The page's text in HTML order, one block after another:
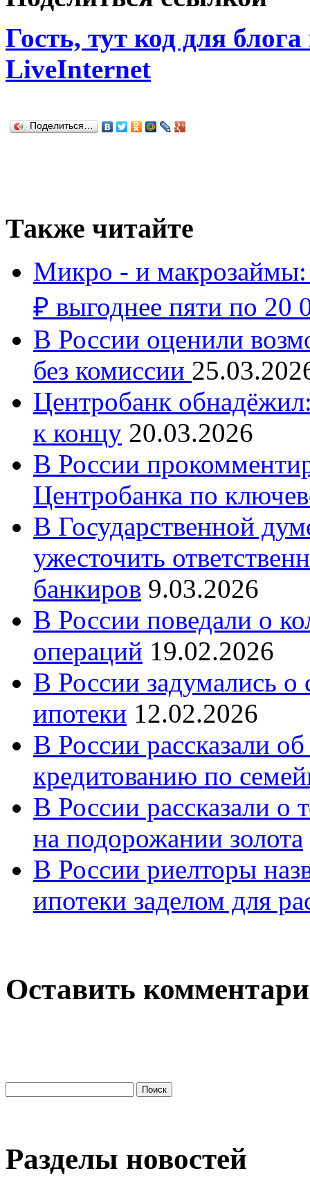
Гость, тут код для
LiveInternet
Поделиться…
Также читайте
Микро - и макрозаймы:
₽ выгоднее пяти по 20
В России оценили
без комиссии
Центробанк
к концу 20.03.2026
В России
Центробанка по
В Государственной
ужесточить
банкиров 9.03.2026
В России поведали о
операций 19.02.2026
В России задумались
ипотеки 12.02.2026
В России рассказали
кредитованию по
В России рассказали о
на подорожании золота
В России риелторы
ипотеки заделом для
Оставить
Разделы новостей